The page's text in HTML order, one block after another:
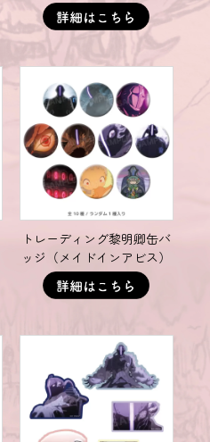
トレーディング黎明卿缶バ
ッジ（メイドインアビス）